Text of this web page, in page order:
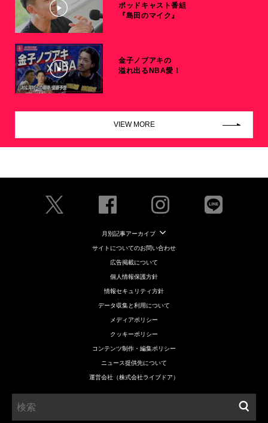
ポッドキャスト番組
『島田のマイク』
金子ノブアキの
溢れ出るNBA愛！
VIEW MORE
月別記事アーカイブ
サイトについてのお問い合わせ
広告掲載について
個人情報保護方針
情報セキュリティ方針
データ収集と利用について
メディアポリシー
クッキーポリシー
コンテンツ制作・編集ポリシー
ニュース提供先について
運営会社（株式会社ライブドア）